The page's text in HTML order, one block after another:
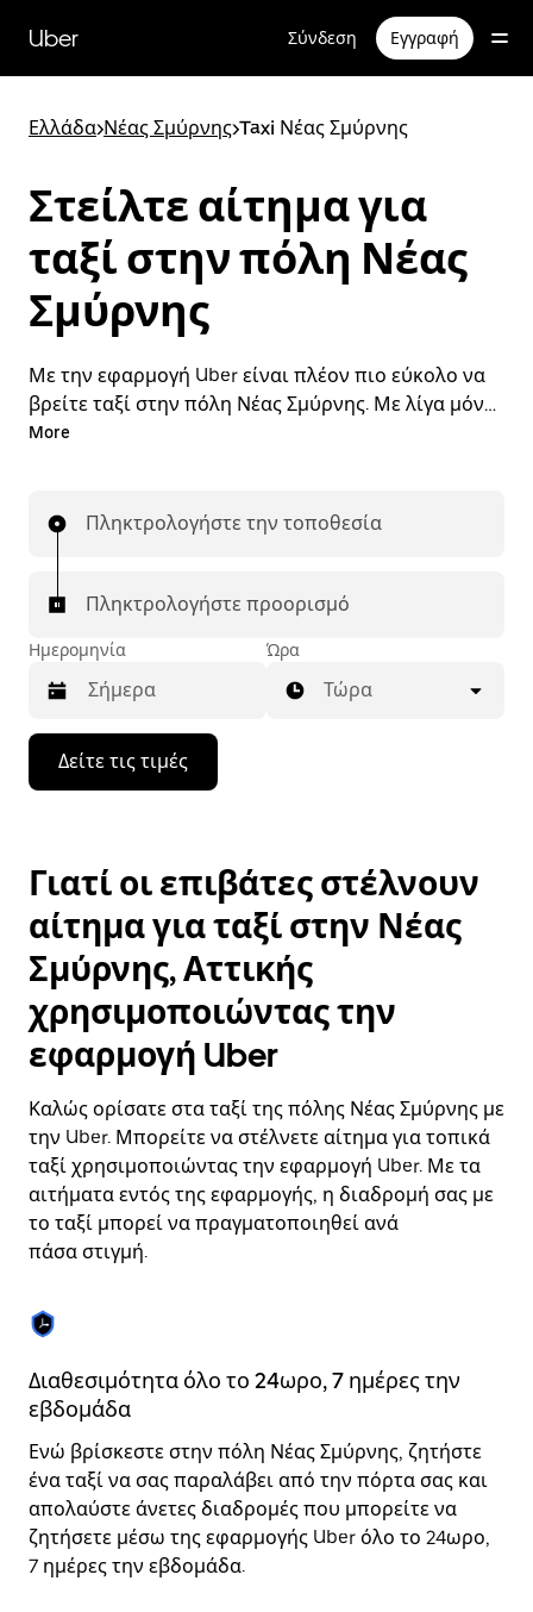
κύριο
περιεχόμενο
Uber Σύνδεση Εγγραφή
Ελλάδα>Νέας Σμύρνης>Taxi Νέας Σμύρνης
Στείλτε αίτημα για
ταξί στην πόλη Νέας
Σμύρνης
Με την εφαρμογή Uber είναι πλέον πιο εύκολο να
βρείτε ταξί στην πόλη Νέας Σμύρνης. Με λίγα μόνο
βήματα μπορείτε να στείλετε αίτημα για ταξί και να
όλο το 24ωρο, 7 ημέρες την εβδομάδα, γιατί να μην
πόλη Νέας Σμύρνης.
More
Πληκτρολογήστε την τοποθεσία
Πληκτρολογήστε προορισμό
Ημερομηνία
Πατήστε
πλήκτρο
βέλος
για
να
μετακινηθείτε
στο
ημερολόγιο
και
να
επιλέξετε
μια
Πατήστε
το
πλήκτρο
escape
για
να
κλείσετε
το
Ώρα
Τώρα
Δείτε τις τιμές
Γιατί οι επιβάτες στέλνουν
αίτημα για ταξί στην Νέας
Σμύρνης, Αττικής
χρησιμοποιώντας την
εφαρμογή Uber
Καλώς ορίσατε στα ταξί της πόλης Νέας Σμύρνης με
την Uber. Μπορείτε να στέλνετε αίτημα για τοπικά
ταξί χρησιμοποιώντας την εφαρμογή Uber. Με τα
αιτήματα εντός της εφαρμογής, η διαδρομή σας με
το ταξί μπορεί να πραγματοποιηθεί ανά
πάσα στιγμή.
Διαθεσιμότητα όλο το 24ωρο, 7 ημέρες την
εβδομάδα
Ενώ βρίσκεστε στην πόλη Νέας Σμύρνης, ζητήστε
ένα ταξί να σας παραλάβει από την πόρτα σας και
απολαύστε άνετες διαδρομές που μπορείτε να
ζητήσετε μέσω της εφαρμογής Uber όλο το 24ωρο,
7 ημέρες την εβδομάδα.